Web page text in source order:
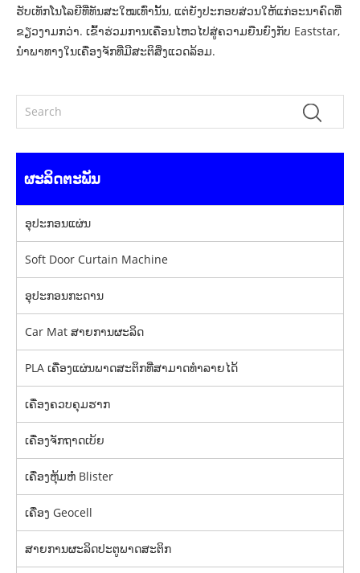
ຮັບເທັກໂນໂລຍີທີ່ທັນສະໃໝເທົ່ານັ້ນ, ແຕ່ຍັງປະກອບສ່ວນໃຫ້ແກ່ອະນາຄົດທີ່
ຂຽວງາມກວ່າ. ເຂົ້າຮ່ວມການເຄື່ອນໄຫວໄປສູ່ຄວາມຍືນຍົງກັບ Eaststar,
ນໍາພາທາງໃນເຄື່ອງຈັກທີ່ມີສະຕິສິ່ງແວດລ້ອມ.
ຜະລິດຕະພັນ
ອຸປະກອນແຜ່ນ
Soft Door Curtain Machine
ອຸປະກອນກະດານ
Car Mat ສາຍການຜະລິດ
PLA ເຄື່ອງແຜ່ນພາດສະຕິກທີ່ສາມາດທໍາລາຍໄດ້
ເຄື່ອງຄວບຄຸມຮາກ
ເຄື່ອງຈັກຖາດເບ້ຍ
ເຄື່ອງຫຸ້ມຫໍ່ Blister
ເຄື່ອງ Geocell
ສາຍການຜະລິດປະຕູພາດສະຕິກ